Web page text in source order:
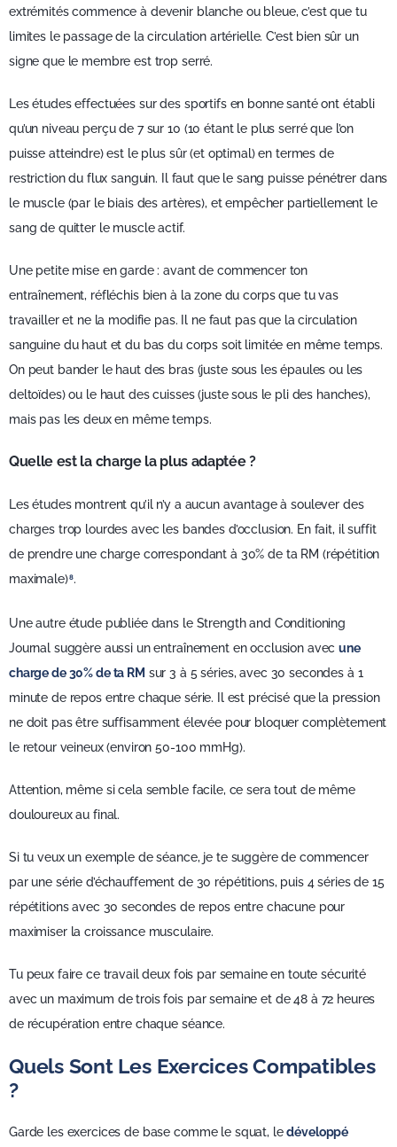
extrémités commence à devenir blanche ou bleue, c’est que tu
limites le passage de la circulation artérielle. C’est bien sûr un
signe que le membre est trop serré.
Les études effectuées sur des sportifs en bonne santé ont établi
qu’un niveau perçu de 7 sur 10 (10 étant le plus serré que l’on
puisse atteindre) est le plus sûr (et optimal) en termes de
restriction du flux sanguin. Il faut que le sang puisse pénétrer dans
le muscle (par le biais des artères), et empêcher partiellement le
sang de quitter le muscle actif.
Une petite mise en garde : avant de commencer ton
entraînement, réfléchis bien à la zone du corps que tu vas
travailler et ne la modifie pas. Il ne faut pas que la circulation
sanguine du haut et du bas du corps soit limitée en même temps.
On peut bander le haut des bras (juste sous les épaules ou les
deltoïdes) ou le haut des cuisses (juste sous le pli des hanches),
mais pas les deux en même temps.
Quelle est la charge la plus adaptée ?
Les études montrent qu’il n’y a aucun avantage à soulever des
charges trop lourdes avec les bandes d’occlusion. En fait, il suffit
de prendre une charge correspondant à 30% de ta RM (répétition
maximale)8.
Une autre étude publiée dans le Strength and Conditioning
Journal suggère aussi un entraînement en occlusion avecune
charge de 30% de ta RM sur 3 à 5 séries, avec 30 secondes à 1
minute de repos entre chaque série. Il est précisé que la pression
ne doit pas être suffisamment élevée pour bloquer complètement
le retour veineux (environ 50-100 mmHg).
Attention, même si cela semble facile, ce sera tout de même
douloureux au final.
Si tu veux un exemple de séance, je te suggère de commencer
par une série d’échauffement de 30 répétitions, puis 4 séries de 15
répétitions avec 30 secondes de repos entre chacune pour
maximiser la croissance musculaire.
Tu peux faire ce travail deux fois par semaine en toute sécurité
avec un maximum de trois fois par semaine et de 48 à 72 heures
de récupération entre chaque séance.
Quels Sont Les Exercices Compatibles
?
Garde les exercices de base comme le squat, ledéveloppé